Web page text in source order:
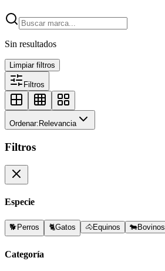
Sin resultados
Limpiar filtros
Filtros
Ordenar: Relevancia
Filtros
Especie
🐕 Perros 🐈Gatos 🐴Equinos 🐄Bovinos
Categoría